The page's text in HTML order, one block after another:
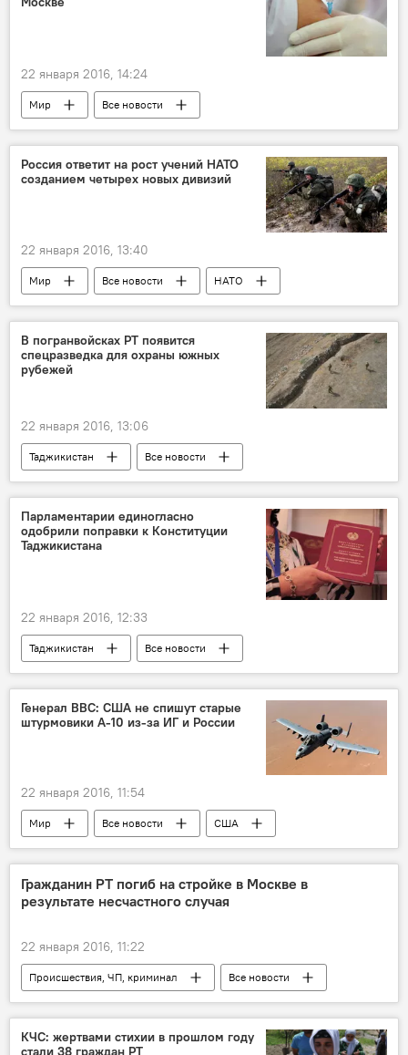
22 января 2016, 14:24
Мир
Все новости
Здравоохранение
Москва
Роспотребнадзор
штамм A/H1N1
реанимация
смерть известных людей
Россия ответит на рост учений НАТО
созданием четырех новых дивизий
22 января 2016, 13:40
Мир Все новости
НАТО
усиление
Россия
201-я РВБ в Таджикистане
Таджикистан
военные учения
ОДКБ
В погранвойсках РТ появится
спецразведка для охраны южных
рубежей
22 января 2016, 13:06
Таджикистан
Все новости
Афганистан
Раджабали Рахмонали
парламент Таджикистана
граница
разведка
Парламентарии единогласно
одобрили поправки к Конституции
Таджикистана
22 января 2016, 12:33
Таджикистан
Все новости
парламент Таджикистана
Конституция Таджикистана
референдум
Новости Душанбе
Генерал ВВС: США не спишут старые
штурмовики А-10 из-за ИГ и России
22 января 2016, 11:54
Мир Все новости
США
списание
штурмовик
бюджет
Россия ОДКБ
Гражданин РТ погиб на стройке в Москве в
результате несчастного случая
22 января 2016, 11:22
Происшествия, ЧП, криминал
Все новости
Миграция
Москва
Строительство
травмы
Россия
Таджикистан
КЧС: жертвами стихии в прошлом году
стали 38 граждан РТ